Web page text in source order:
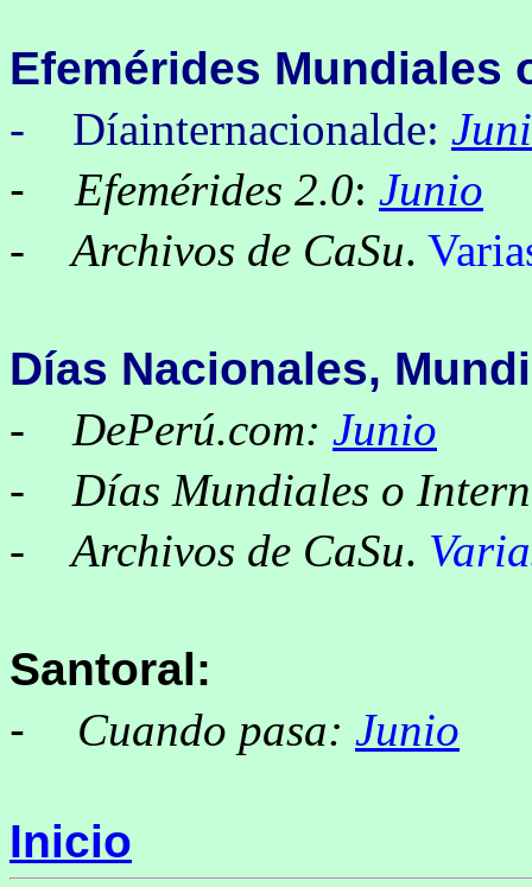
Efemérides Mundiales
- Díainternacionalde:
-
Efemérides 2.0: Junio
- Archivos de CaSu.
Días Nacionales,
- DePerú.com: Junio
- Días Mundiales o
- Archivos de CaSu.
Santoral:
- Cuando pasa: Junio
Inicio